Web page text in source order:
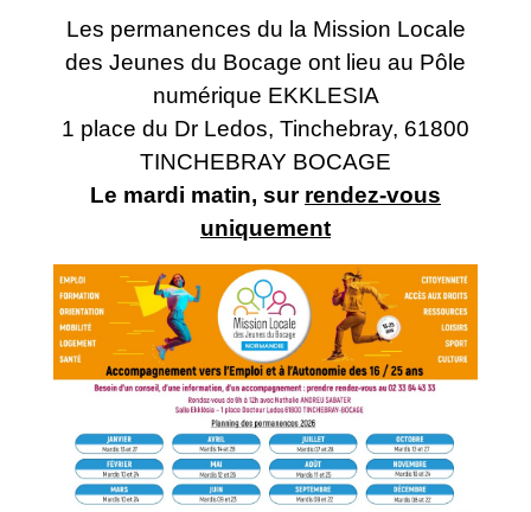
Les permanences du la Mission Locale
des Jeunes du Bocage ont lieu au Pôle
numérique EKKLESIA
1 place du Dr Ledos, Tinchebray, 61800
TINCHEBRAY BOCAGE
Le mardi matin, sur rendez-vous
uniquement